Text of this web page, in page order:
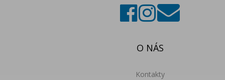
O NÁS
Kontakty